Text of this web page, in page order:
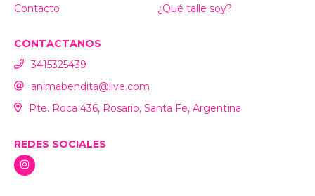
Contacto ¿Qué talle soy?
CONTACTANOS
3415325439
animabendita@live.com
Pte. Roca 436, Rosario, Santa Fe, Argentina
REDES SOCIALES